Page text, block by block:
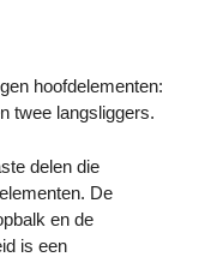
hoofdelementen:
twee langsliggers.
delen die
De
en de
is een